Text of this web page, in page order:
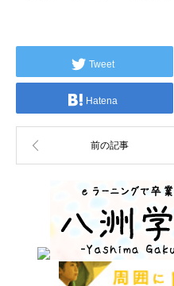
Tweet
Hatena